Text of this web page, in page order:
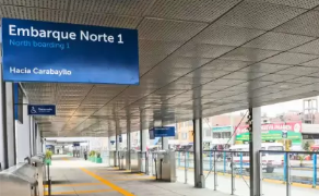
Siguen sin operar